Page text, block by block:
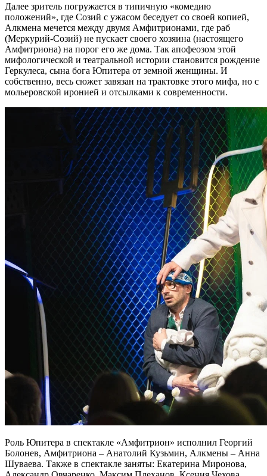
Далее зритель погружается в типичную «комедию
положений», где Созий с ужасом беседует со своей копией,
Алкмена мечется между двумя Амфитрионами, где раб
(Меркурий-Созий) не пускает своего хозяина (настоящего
Амфитриона) на порог его же дома. Так апофеозом этой
мифологической и театральной истории становится рождение
Геркулеса, сына бога Юпитера от земной женщины. И
собственно, весь сюжет завязан на трактовке этого мифа, но с
мольеровской иронией и отсылками к современности.
Роль Юпитера в спектакле «Амфитрион» исполнил Георгий
Болонев, Амфитриона – Анатолий Кузьмин, Алкмены – Анна
Шуваева. Также в спектакле заняты: Екатерина Миронова,